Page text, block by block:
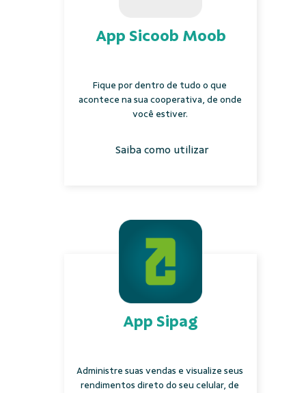
App Sicoob Moob
Fique por dentro de tudo o que
acontece na sua cooperativa, de onde
você estiver.
Saiba como utilizar
App Sipag
Administre suas vendas e visualize seus
rendimentos direto do seu celular, de